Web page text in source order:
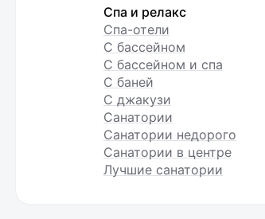
Спа и релакс
Спа-отели
С бассейном
С бассейном и спа
С баней
С джакузи
Санатории
Санатории недорого
Санатории в центре
Лучшие санатории